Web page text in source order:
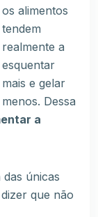
os alimentos
tendem
realmente a
esquentar
mais e gelar
menos. Dessa
a
únicas
que não